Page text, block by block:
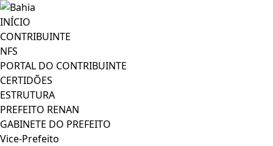
INÍCIO
CONTRIBUINTE
NFS
PORTAL DO CONTRIBUINTE
CERTIDÕES
ESTRUTURA
PREFEITO RENAN
GABINETE DO PREFEITO
Vice-Prefeito